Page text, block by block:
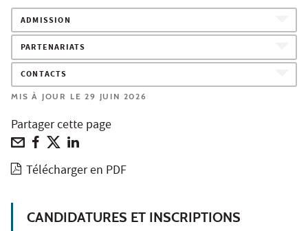
ADMISSION
PARTENARIATS
CONTACTS
MIS À JOUR LE 29 JUIN 2026
Partager cette page
Télécharger en PDF
CANDIDATURES ET INSCRIPTIONS